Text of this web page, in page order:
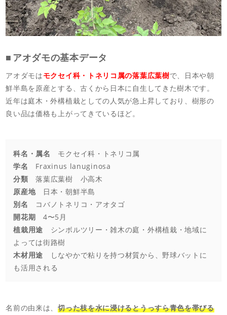
アオダモの基本データ
アオダモはモクセイ科・トネリコ属の落葉広葉樹で、日本や朝
鮮半島を原産とする、古くから日本に自生してきた樹木です。
近年は庭木・外構植栽としての人気が急上昇しており、樹形の
良い品は価格も上がってきているほど。
科名・属名 モクセイ科・トネリコ属
学名 Fraxinus lanuginosa
分類 落葉広葉樹 小高木
原産地日本・朝鮮半島
別名 コバノトネリコ・アオタゴ
開花期 4〜5月
植栽用途 シンボルツリー・雑木の庭・外構植栽・地域に
よっては街路樹
木材用途 しなやかで粘りを持つ材質から、野球バットに
も活用される
名前の由来は、切った枝を水に浸けるとうっすら青色を帯びる